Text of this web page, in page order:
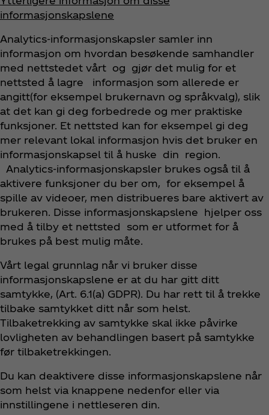
informasjonskapslene
Analytics-informasjonskapsler samler inn
informasjon om hvordan besøkende samhandler
med nettstedet vårt og gjør det mulig for et
nettsted å lagre informasjon som allerede er
angitt(for eksempel brukernavn og språkvalg), slik
at det kan gi deg forbedrede og mer praktiske
funksjoner. Et nettsted kan for eksempel gi deg
mer relevant lokal informasjon hvis det bruker en
informasjonskapsel til å huske din region.
Analytics-informasjonskapsler brukes også til å
aktivere funksjoner du ber om, for eksempel å
spille av videoer, men distribueres bare aktivert av
brukeren. Disse informasjonskapslene hjelper oss
med å tilby et nettsted som er utformet for å
brukes på best mulig måte.
Vårt legal grunnlag når vi bruker disse
informasjonskapslene er at du har gitt ditt
samtykke, (Art. 6.1(a) GDPR). Du har rett til å trekke
tilbake samtykket ditt når som helst.
Tilbaketrekking av samtykke skal ikke påvirke
lovligheten av behandlingen basert på samtykke
før tilbaketrekkingen.
Du kan deaktivere disse informasjonskapslene når
som helst via knappene nedenfor eller via
innstillingene i nettleseren din.